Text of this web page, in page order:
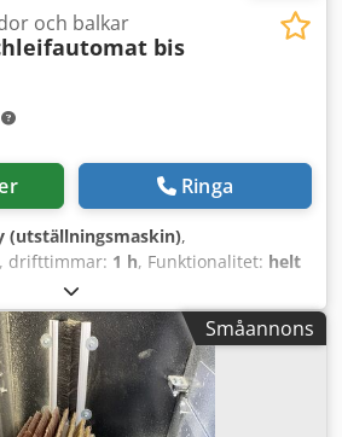
och balkar
bis
Ringa
(utställningsmaskin),
, drifttimmar: 1 h, Funktionalitet: helt
2 150 mm
, typ av ingående ström:trefas,
vikt (max.):500 kg,
X-axeln:30 m/min
400 mm, effekt:2 kW (2,72 hk)
, SA250 eller SA380 profilsvarv för
Småannons